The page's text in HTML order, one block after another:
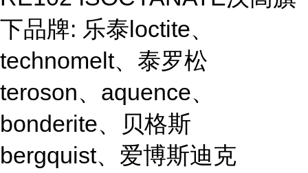
下品牌: 乐泰loctite、
technomelt、泰罗松
teroson、aquence、
bonderite、贝格斯
bergquist、爱博斯迪克